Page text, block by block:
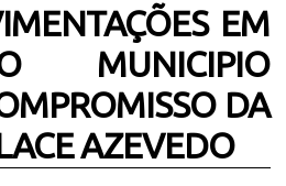
EM
MUNICIPIO
DA
AZEVEDO